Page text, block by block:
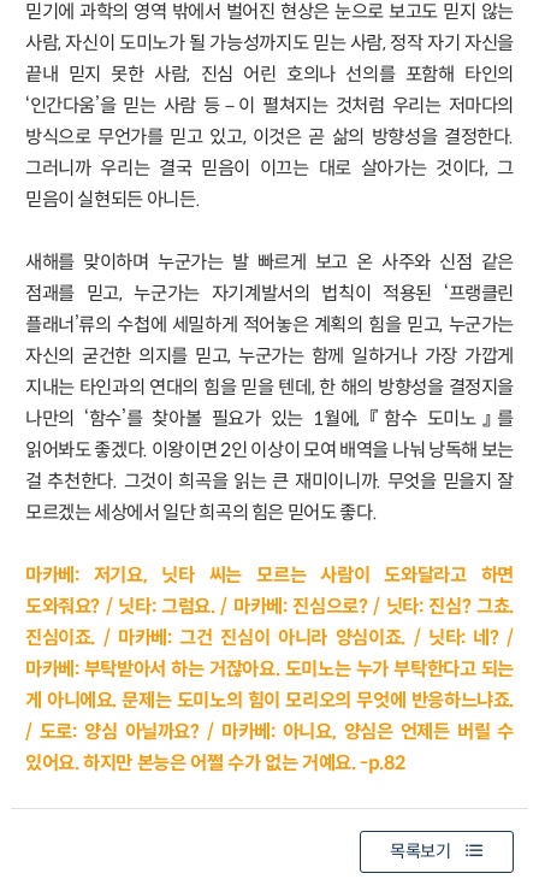
믿기에 과학의 영역 밖에서 벌어진 현상은 눈으로 보고도 믿지 않는
사람, 자신이 도미노가 될 가능성까지도 믿는 사람, 정작 자기 자신을
끝내 믿지 못한 사람, 진심 어린 호의나 선의를 포함해 타인의
‘인간다움’을 믿는 사람 등－이 펼쳐지는 것처럼 우리는 저마다의
방식으로 무언가를 믿고 있고, 이것은 곧 삶의 방향성을 결정한다.
그러니까 우리는 결국 믿음이 이끄는 대로 살아가는 것이다, 그
믿음이 실현되든 아니든.
새해를 맞이하며 누군가는 발 빠르게 보고 온 사주와 신점 같은
점괘를 믿고, 누군가는 자기계발서의 법칙이 적용된 ‘프랭클린
플래너’류의 수첩에 세밀하게 적어놓은 계획의 힘을 믿고, 누군가는
자신의 굳건한 의지를 믿고, 누군가는 함께 일하거나 가장 가깝게
지내는 타인과의 연대의 힘을 믿을 텐데, 한 해의 방향성을 결정지을
나만의 ‘함수’를 찾아볼 필요가 있는 1월에, 『함수 도미노』를
읽어봐도 좋겠다. 이왕이면 2인 이상이 모여 배역을 나눠 낭독해 보는
걸 추천한다. 그것이 희곡을 읽는 큰 재미이니까. 무엇을 믿을지 잘
모르겠는 세상에서 일단 희곡의 힘은 믿어도 좋다.
마카베: 저기요, 닛타 씨는 모르는 사람이 도와달라고 하면
도와줘요? / 닛타: 그럼요. / 마카베: 진심으로? / 닛타: 진심? 그쵸.
진심이죠. / 마카베: 그건 진심이 아니라 양심이죠. / 닛타: 네? /
마카베: 부탁받아서 하는 거잖아요. 도미노는 누가 부탁한다고 되는
게 아니에요. 문제는 도미노의 힘이 모리오의 무엇에 반응하느냐죠.
/ 도로: 양심 아닐까요? / 마카베: 아니요, 양심은 언제든 버릴 수
있어요. 하지만 본능은 어쩔 수가 없는 거예요. -p.82
목록보기